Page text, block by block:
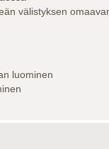
välistyksen
luominen